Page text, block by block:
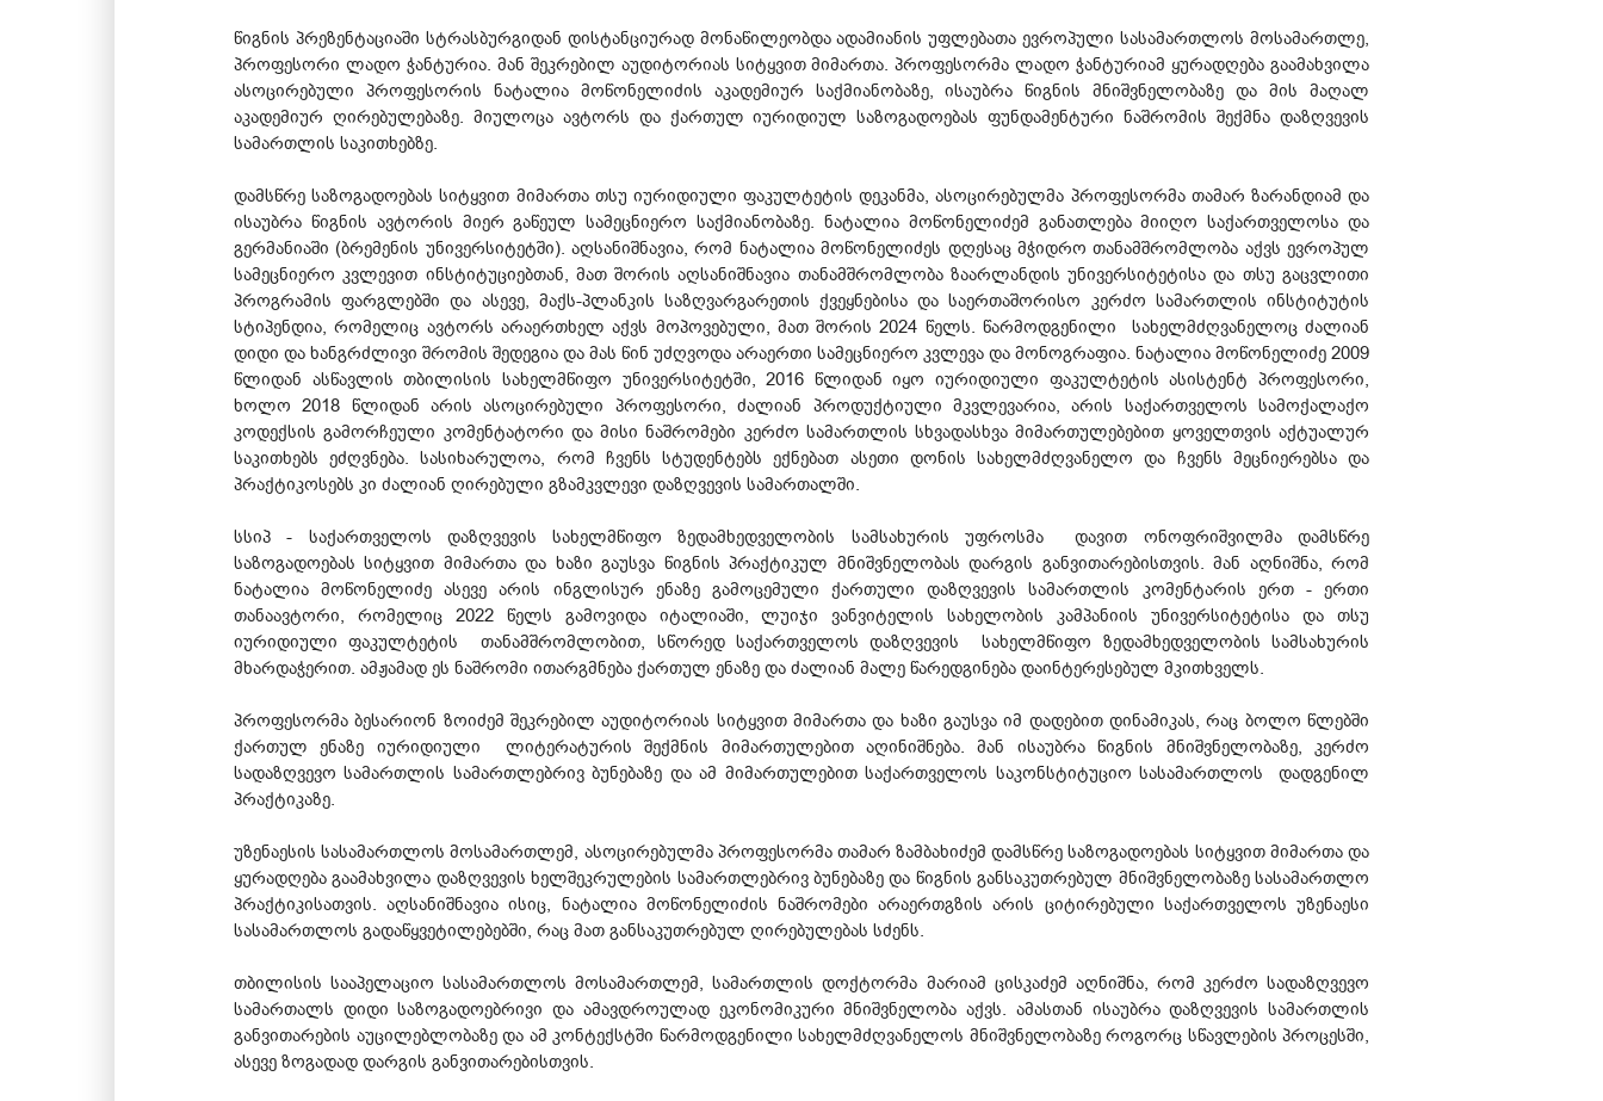
წიგნის პრეზენტაციაში სტრასბურგიდან დისტანციურად მონაწილეობდა ადამიანის უფლებათა ევროპული სასამართლოს მოსამართლე,
პროფესორი ლადო ჭანტურია. მან შეკრებილ აუდიტორიას სიტყვით მიმართა. პროფესორმა ლადო ჭანტურიამ ყურადღება გაამახვილა
ასოცირებული პროფესორის ნატალია მოწონელიძის აკადემიურ საქმიანობაზე, ისაუბრა წიგნის მნიშვნელობაზე და მის მაღალ
აკადემიურ ღირებულებაზე. მიულოცა ავტორს და ქართულ იურიდიულ საზოგადოებას ფუნდამენტური ნაშრომის შექმნა დაზღვევის
სამართლის საკითხებზე.
დამსწრე საზოგადოებას სიტყვით მიმართა თსუ იურიდიული ფაკულტეტის დეკანმა, ასოცირებულმა პროფესორმა თამარ ზარანდიამ და
ისაუბრა წიგნის ავტორის მიერ გაწეულ სამეცნიერო საქმიანობაზე. ნატალია მოწონელიძემ განათლება მიიღო საქართველოსა და
გერმანიაში (ბრემენის უნივერსიტეტში). აღსანიშნავია, რომ ნატალია მოწონელიძეს დღესაც მჭიდრო თანამშრომლობა აქვს ევროპულ
სამეცნიერო კვლევით ინსტიტუციებთან, მათ შორის აღსანიშნავია თანამშრომლობა ზაარლანდის უნივერსიტეტისა და თსუ გაცვლითი
პროგრამის ფარგლებში და ასევე, მაქს-პლანკის საზღვარგარეთის ქვეყნებისა და საერთაშორისო კერძო სამართლის ინსტიტუტის
სტიპენდია, რომელიც ავტორს არაერთხელ აქვს მოპოვებული, მათ შორის 2024 წელს. წარმოდგენილი სახელმძღვანელოც ძალიან
დიდი და ხანგრძლივი შრომის შედეგია და მას წინ უძღვოდა არაერთი სამეცნიერო კვლევა და მონოგრაფია. ნატალია მოწონელიძე 2009
წლიდან ასწავლის თბილისის სახელმწიფო უნივერსიტეტში, 2016 წლიდან იყო იურიდიული ფაკულტეტის ასისტენტ პროფესორი,
ხოლო 2018 წლიდან არის ასოცირებული პროფესორი, ძალიან პროდუქტიული მკვლევარია, არის საქართველოს სამოქალაქო
კოდექსის გამორჩეული კომენტატორი და მისი ნაშრომები კერძო სამართლის სხვადასხვა მიმართულებებით ყოველთვის აქტუალურ
საკითხებს ეძღვნება. სასიხარულოა, რომ ჩვენს სტუდენტებს ექნებათ ასეთი დონის სახელმძღვანელო და ჩვენს მეცნიერებსა და
პრაქტიკოსებს კი ძალიან ღირებული გზამკვლევი დაზღვევის სამართალში.
სსიპ - საქართველოს დაზღვევის სახელმწიფო ზედამხედველობის სამსახურის უფროსმა დავით ონოფრიშვილმა დამსწრე
საზოგადოებას სიტყვით მიმართა და ხაზი გაუსვა წიგნის პრაქტიკულ მნიშვნელობას დარგის განვითარებისთვის. მან აღნიშნა, რომ
ნატალია მოწონელიძე ასევე არის ინგლისურ ენაზე გამოცემული ქართული დაზღვევის სამართლის კომენტარის ერთ - ერთი
თანაავტორი, რომელიც 2022 წელს გამოვიდა იტალიაში, ლუიჯი ვანვიტელის სახელობის კამპანიის უნივერსიტეტისა და თსუ
იურიდიული ფაკულტეტის თანამშრომლობით, სწორედ საქართველოს დაზღვევის სახელმწიფო ზედამხედველობის სამსახურის
მხარდაჭერით. ამჟამად ეს ნაშრომი ითარგმნება ქართულ ენაზე და ძალიან მალე წარედგინება დაინტერესებულ მკითხველს.
პროფესორმა ბესარიონ ზოიძემ შეკრებილ აუდიტორიას სიტყვით მიმართა და ხაზი გაუსვა იმ დადებით დინამიკას, რაც ბოლო წლებში
ქართულ ენაზე იურიდიული ლიტერატურის შექმნის მიმართულებით აღინიშნება. მან ისაუბრა წიგნის მნიშვნელობაზე, კერძო
სადაზღვევო სამართლის სამართლებრივ ბუნებაზე და ამ მიმართულებით საქართველოს საკონსტიტუციო სასამართლოს დადგენილ
პრაქტიკაზე.
უზენაესის სასამართლოს მოსამართლემ, ასოცირებულმა პროფესორმა თამარ ზამბახიძემ დამსწრე საზოგადოებას სიტყვით მიმართა და
ყურადღება გაამახვილა დაზღვევის ხელშეკრულების სამართლებრივ ბუნებაზე და წიგნის განსაკუთრებულ მნიშვნელობაზე სასამართლო
პრაქტიკისათვის. აღსანიშნავია ისიც, ნატალია მოწონელიძის ნაშრომები არაერთგზის არის ციტირებული საქართველოს უზენაესი
სასამართლოს გადაწყვეტილებებში, რაც მათ განსაკუთრებულ ღირებულებას სძენს.
თბილისის სააპელაციო სასამართლოს მოსამართლემ, სამართლის დოქტორმა მარიამ ცისკაძემ აღნიშნა, რომ კერძო სადაზღვევო
სამართალს დიდი საზოგადოებრივი და ამავდროულად ეკონომიკური მნიშვნელობა აქვს. ამასთან ისაუბრა დაზღვევის სამართლის
განვითარების აუცილებლობაზე და ამ კონტექსტში წარმოდგენილი სახელმძღვანელოს მნიშვნელობაზე როგორც სწავლების პროცესში,
ასევე ზოგადად დარგის განვითარებისთვის.